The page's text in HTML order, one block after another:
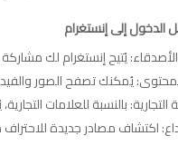
الدخول إلى إنستغرام
يُتيح إنستغرام لك
يُمكنك تصفح الصور
التجارية: بالنسبة للعلامات
اكتشاف مصادر جديدة